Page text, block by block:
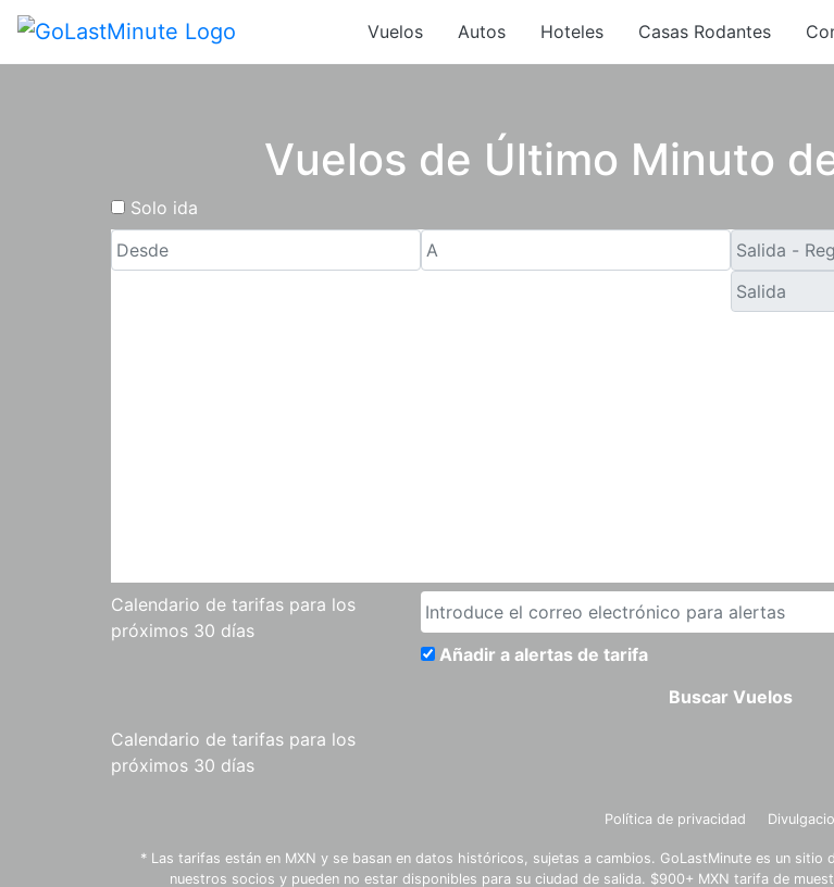
Vuelos Autos Hoteles Casas Rodantes
Vuelos de Último Minuto
Solo ida
Calendario de tarifas para los
próximos 30 días
Añadir a alertas de tarifa
Buscar Vuelos
Calendario de tarifas para los
próximos 30 días
Política de privacidad
* Las tarifas están en MXN y se basan en datos históricos, sujetas a cambios. GoLastMinute es un
nuestros socios y pueden no estar disponibles para su ciudad de salida. $900+ MXN tarifa de